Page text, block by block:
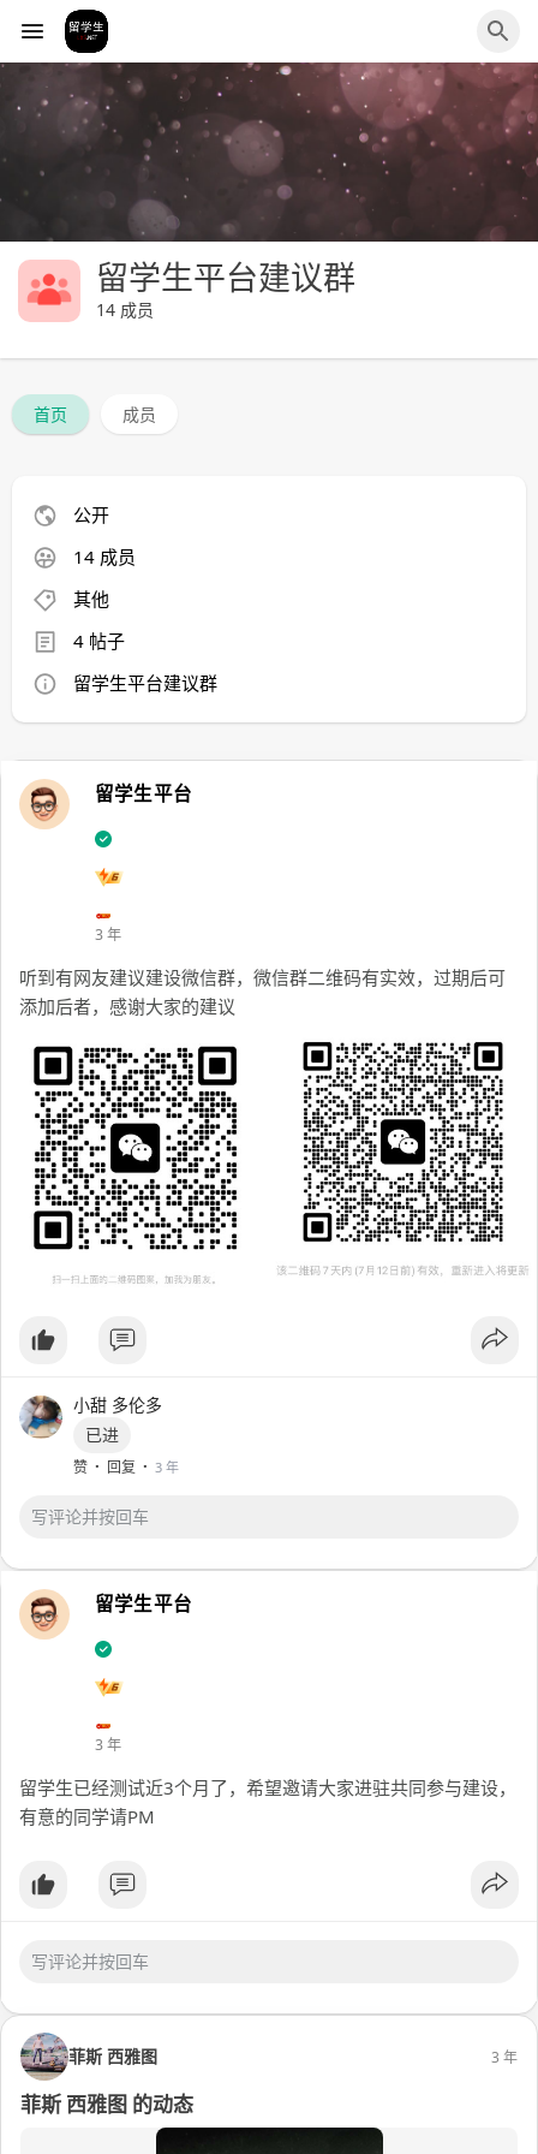
留学生平台建议群
14 成员
首页 成员
留学生平台
3 年
听到有网友建议建设微信群，微信群二维码有实效，过期后可
添加后者，感谢大家的建议
小甜 多伦多
已进
赞 · 回复 · 3 年
留学生平台
3 年
留学生已经测试近3个月了，希望邀请大家进驻共同参与建设，
有意的同学请PM
菲斯 西雅图 3 年
菲斯 西雅图 的动态
公开
14 成员
其他
4 帖子
留学生平台建议群